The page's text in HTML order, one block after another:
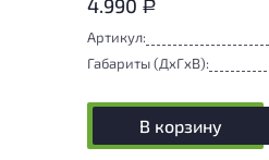
4.990 Р
Артикул:
Габариты (ДxГxВ):
В корзину